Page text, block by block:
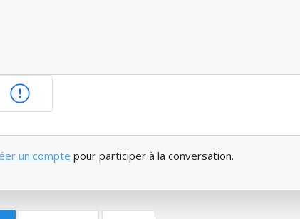
un compte pour participer à la conversation.